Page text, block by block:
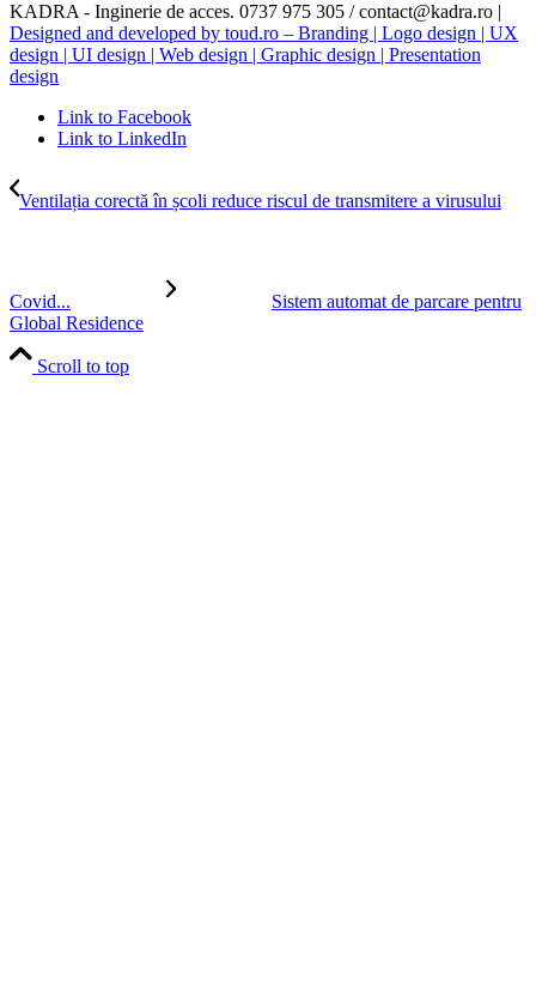
KADRA - Inginerie de acces. 0737 975 305 / contact@kadra.ro |
Designed and developed by toud.ro – Branding | Logo design | UX
design | UI design | Web design | Graphic design | Presentation
design
Link to Facebook
Link to LinkedIn
Ventilația corectă în școli reduce riscul de transmitere a virusului
Covid...
Sistem automat de parcare pentru
Global Residence
Scroll to top